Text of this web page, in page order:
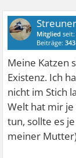
Mitglied
Beiträge:343
Meine Katzen
Existenz. Ich
nicht im Stich
Welt hat mir
tun, sollte es
meiner